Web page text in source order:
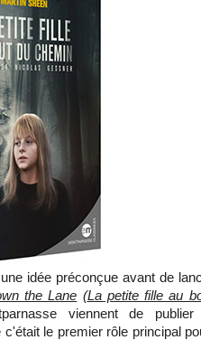
idée préconçue avant de
the Lane (La petite fille au
viennent de
c'était le premier rôle principal